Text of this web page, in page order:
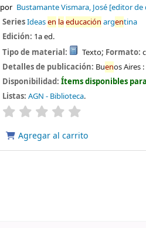
por Bustamante Vismara, José[editor de
SeriesIdeasen laeducación argentina
Edición: 1a ed.
Tipo de material:
Texto; Formato:
Detalles de publicación: Buenos Aires :
Disponibilidad:Ítems disponibles
Listas: AGN - Biblioteca.
valoración
Agregar al carrito